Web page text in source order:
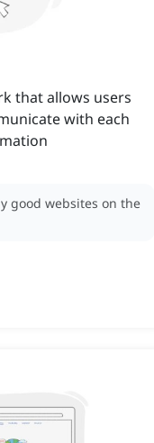
that allows users
with each
good websites on the